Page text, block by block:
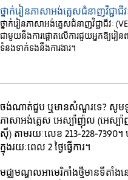
ថ្នាក់រៀនភាសាអង់គ្លេសជំនាញវិជ្ជាជីវ
ថ្នាក់រៀនភាសាអង់គ្លេសជំនាញវិជ្ជាជីវៈ
ជាមួយនឹងការផ្តោតលើការជួយអ្នកឱ្យរៀន
ទំនងទាក់ទងនឹងការងារ។
ចង់ណាត់ជួប ឬមានសំណួរទេ? សូមទូ
ភាសាអង់គ្លេស អេស្ប៉ាញ៉ុល (អេស្ប៉ាញ
ស៊ី) តាមរយៈលេខ 213-228-7390
ក្នុងរយៈពេល 2 ថ្ងៃធ្វើការ។
មជ្ឈមណ្ឌលអាមេរិកាំងថ្មីមានទីត